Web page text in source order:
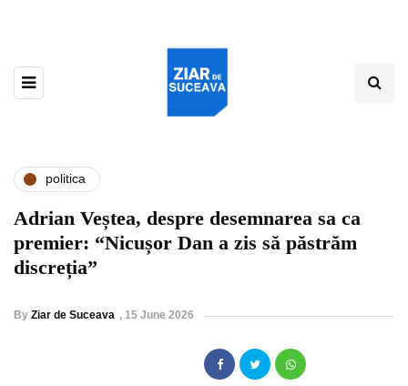
politica
Adrian Veștea, despre desemnarea sa ca
premier: “Nicușor Dan a zis să păstrăm
discreția”
By Ziar de Suceava , 15 June 2026